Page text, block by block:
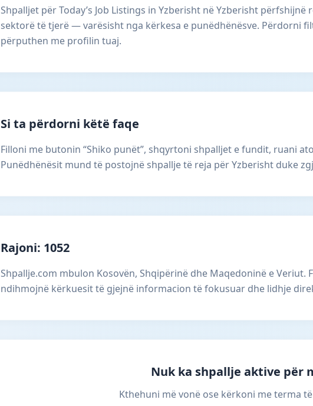
Shpalljet për Today’s Job Listings in Yzberisht në Yzberisht
sektorë të tjerë — varësisht nga kërkesa e punëdhënësve. Përdorni
përputhen me profilin tuaj.
Si ta përdorni këtë faqe
Filloni me butonin “Shiko punët”, shqyrtoni shpalljet e fundit, ruani
Punëdhënësit mund të postojnë shpallje të reja për Yzberisht duke
Rajoni: 1052
Shpallje.com mbulon Kosovën, Shqipërinë dhe Maqedoninë e Veriut.
ndihmojnë kërkuesit të gjejnë informacion të fokusuar dhe lidhje
Nuk ka shpallje aktive për
Kthehuni më vonë ose kërkoni me terma